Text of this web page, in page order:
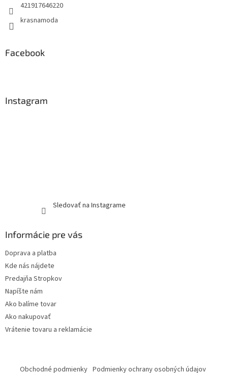
421917646220
krasnamoda
Facebook
Instagram
Sledovať na Instagrame
Informácie pre vás
Doprava a platba
Kde nás nájdete
Predajňa Stropkov
Napíšte nám
Ako balíme tovar
Ako nakupovať
Vrátenie tovaru a reklamácie
Obchodné podmienky Podmienky ochrany osobných údajov